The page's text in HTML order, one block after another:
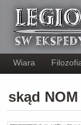
Wiara
skąd